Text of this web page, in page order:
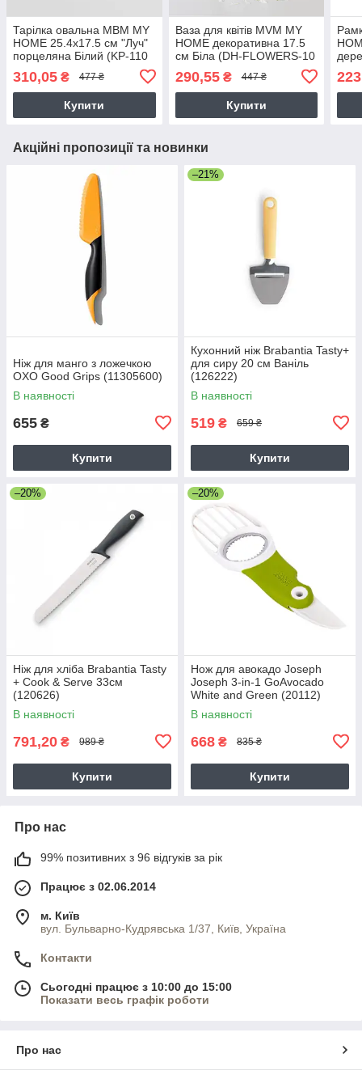
Тарілка овальна МВМ MY
HOME 25.4х17.5 см "Луч"
порцеляна Білий (KP-110
310,05 ₴ 477 ₴
Купити
Ваза для квітів MVM MY
HOME декоративна 17.5
см Біла (DH-FLOWERS-10
290,55₴ 447 ₴
Купити
Акційні пропозиції та новинки
Ніж для манго з ложечкою
OXO Good Grips (11305600)
В наявності
655 ₴
Купити
–21%
Кухонний ніж Brabantia Tasty+
для сиру 20 см Ваніль
(126222)
В наявності
519 ₴ 659 ₴
Купити
–20%
Ніж для хліба Brabantia Tasty
+ Cook & Serve 33см
(120626)
В наявності
791,20 ₴ 989 ₴
Купити
–20%
Нож для авокадо Joseph
Joseph 3-in-1 GoAvocado
White and Green (20112)
В наявності
668 ₴ 835 ₴
Купити
Про нас
99% позитивних з 96 відгуків за рік
Працює з 02.06.2014
м. Київ
вул. Бульварно-Кудрявська 1/37, Київ, Україна
Контакти
Сьогодні працює з 10:00 до 15:00
Показати весь графік роботи
Про нас